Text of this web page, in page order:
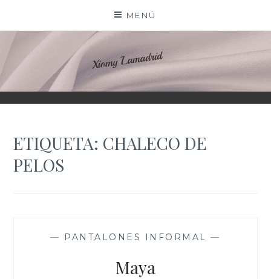
contenido
MENÚ
XIOMY LAMADRID
ETIQUETA: CHALECO DE
PELOS
— PANTALONES INFORMAL —
Maya